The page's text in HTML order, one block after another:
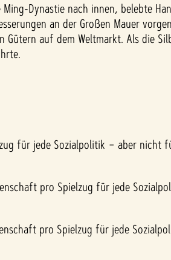
Dynastie nach innen, belebte
an der Großen Mauer
auf dem Weltmarkt. Als die
für jede Sozialpolitik – aber nicht
pro Spielzug für jede
pro Spielzug für jede